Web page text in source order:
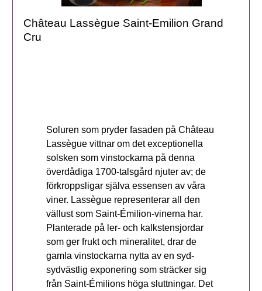
Château Lassègue Saint-Emilion Grand
Cru
Soluren som pryder fasaden på Château
Lassègue vittnar om det exceptionella
solsken som vinstockarna på denna
överdådiga 1700-talsgård njuter av; de
förkroppsligar själva essensen av våra
viner. Lassègue representerar all den
vällust som Saint-Émilion-vinerna har.
Planterade på ler- och kalkstensjordar
som ger frukt och mineralitet, drar de
gamla vinstockarna nytta av en syd-
sydvästlig exponering som sträcker sig
från Saint-Émilions höga sluttningar. Det